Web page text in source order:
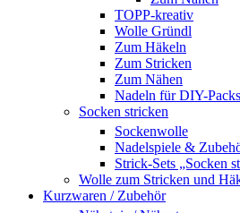
TOPP-kreativ
Wolle Gründl
Zum Häkeln
Zum Stricken
Zum Nähen
Nadeln für DIY-Packs
Socken stricken
Sockenwolle
Nadelspiele &
Strick-Sets „Socken
Wolle zum Stricken und
Kurzwaren / Zubehör